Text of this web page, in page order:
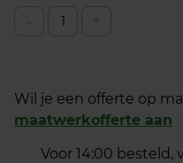
Wil je een offerte op
maatwerkofferte aan
Voor 14:00 besteld,